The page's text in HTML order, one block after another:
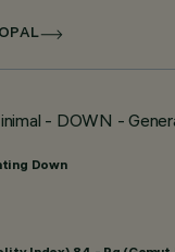
- DOWN -
Down